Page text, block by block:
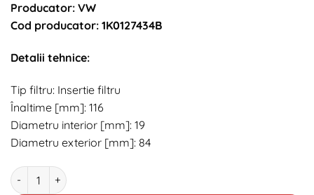
Producator: VW
Cod producator: 1K0127434B
Detalii tehnice:
Tip filtru: Insertie filtru
Înaltime [mm]: 116
Diametru interior [mm]: 19
Diametru exterior [mm]: 84
Cantitate Filtru combustibil OE VW 1K0127434B